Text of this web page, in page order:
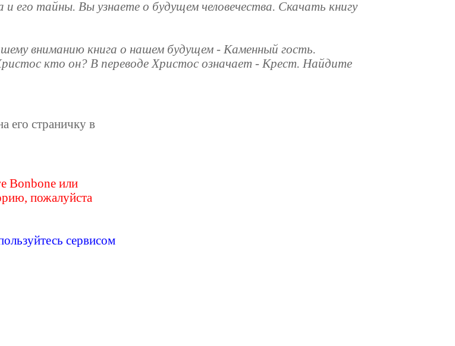
его тайны. Вы узнаете о будущем человечества. Скачать книгу
вниманию книга о нашем будущем - Каменный гость.
кто он? В переводе Христос означает - Крест. Найдите
его страничку в
Bonbone или
пожалуйста
сервисом